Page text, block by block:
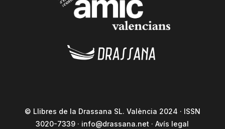
© Llibres de la Drassana SL. València 2024 · ISSN
3020-7339 · info@drassana.net ·Avís legal